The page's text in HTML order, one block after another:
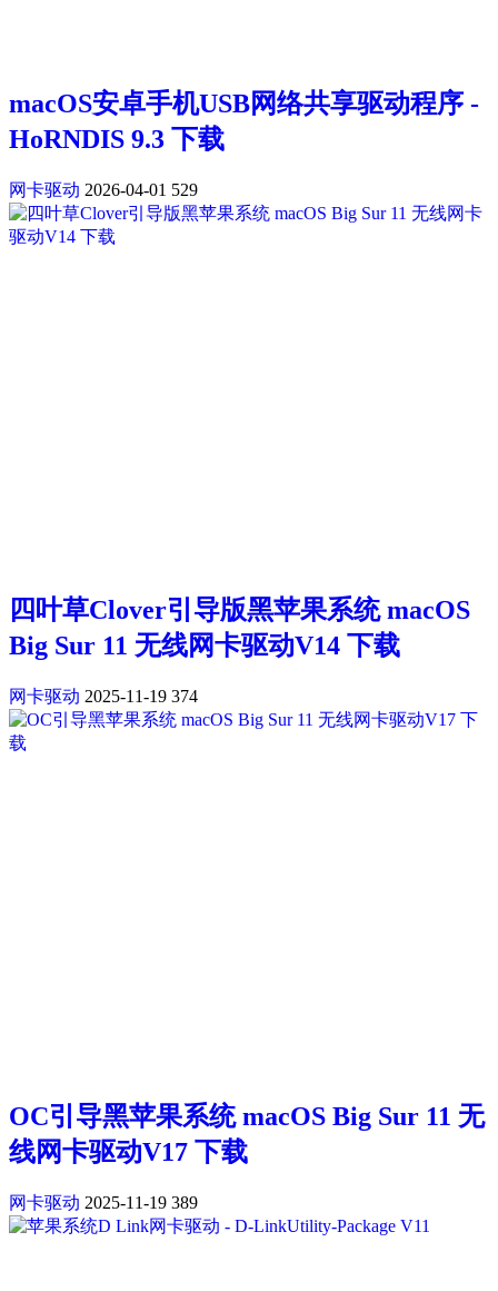
macOS安卓手机USB网络共享驱动程序 -
HoRNDIS 9.3 下载
网卡驱动 2026-04-01 529
四叶草Clover引导版黑苹果系统 macOS
Big Sur 11 无线网卡驱动V14 下载
网卡驱动 2025-11-19 374
OC引导黑苹果系统 macOS Big Sur 11 无
线网卡驱动V17 下载
网卡驱动 2025-11-19 389